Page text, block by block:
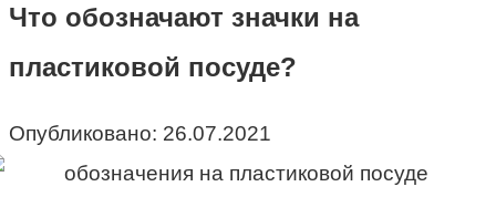
Что обозначают значки на
пластиковой посуде?
Опубликовано: 26.07.2021